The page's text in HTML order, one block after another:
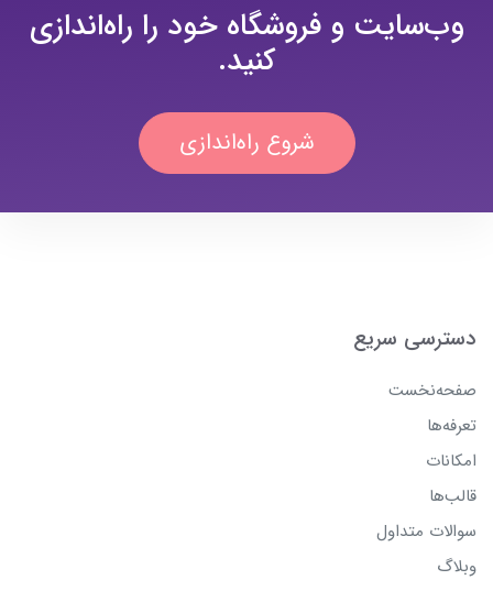
وب‌سایت و فروشگاه خود را راه‌اندازی
کنید.
شروع راه‌اندازی
دسترسی سریع
صفحه‌نخست
تعرفه‌ها
امکانات
قالب‌ها
سوالات متداول
وبلاگ